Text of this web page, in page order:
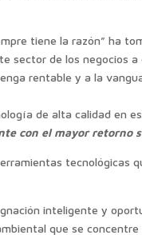
tiene la razón” ha
sector de los negocios
rentable y a la
de alta calidad en
con el mayor retorno
tecnológicas
inteligente y
que se